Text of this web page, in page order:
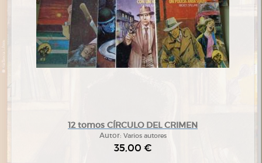
12 tomos CÍRCULO DEL CRIMEN
Autor: Varios autores
35,00 €